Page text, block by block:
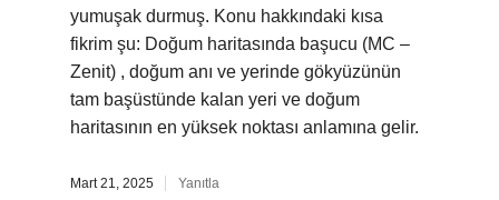
yumuşak durmuş. Konu hakkındaki kısa
fikrim şu: Doğum haritasında başucu (MC –
Zenit) , doğum anı ve yerinde gökyüzünün
tam başüstünde kalan yeri ve doğum
haritasının en yüksek noktası anlamına gelir.
Mart 21, 2025 Yanıtla